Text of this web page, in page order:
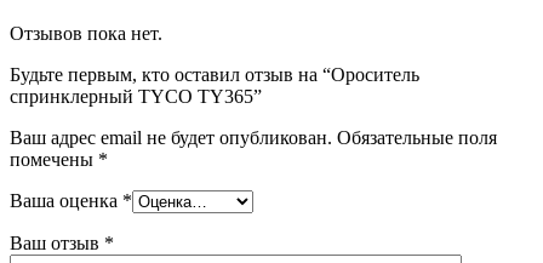
Отзывов пока нет.
Будьте первым, кто оставил отзыв на “Ороситель
спринклерный TYCO TY365”
Ваш адрес email не будет опубликован. Обязательные поля
помечены *
Ваша оценка *
Ваш отзыв *